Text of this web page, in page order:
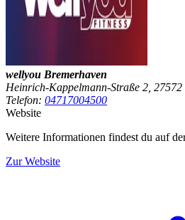
wellyou Bremerhaven
Heinrich-Kappelmann-Straße 2, 27572
Telefon: 04717004500
Website
Weitere Informationen findest du auf
Zur Website